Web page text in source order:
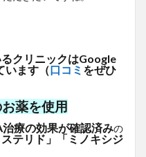
クリニックはGoogle
います（口コミ をぜひ
薬を使用
療の効果が確認済みの
テリド」「ミノキシジ